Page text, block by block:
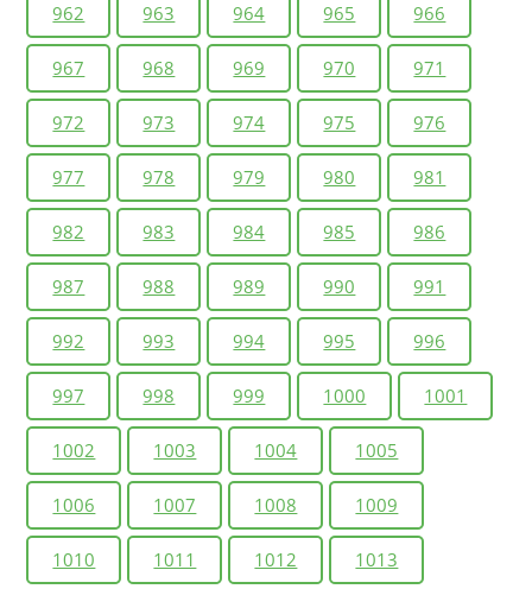
962 963 964 965 966
967 968 969 970 971
972 973 974 975 976
977 978 979 980 981
982 983 984 985 986
987 988 989 990 991
992 993 994 995 996
997 998 999 1000 1001
1002 1003 1004 1005
1006 1007 1008 1009
1010 1011 1012 1013